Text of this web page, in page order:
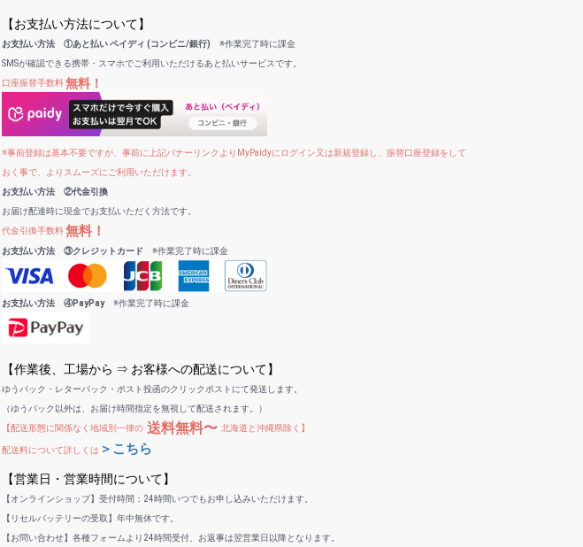
【お支払い方法について】
お支払い方法 ①あと払い ペイディ (コンビニ/銀行) ※作業完了時に課金
SMSが確認できる携帯・スマホでご利用いただけるあと払いサービスです。
口座振替手数料無料！
※事前登録は基本不要ですが、事前に上記バナーリンクよりMyPaidyにログイン又は新規登録し、振替口座登録をして
おく事で、よりスムーズにご利用いただけます。
お支払い方法 ②代金引換
お届け配達時に現金でお支払いただく方法です。
代金引換手数料無料！
お支払い方法 ③クレジットカード ※作業完了時に課金
お支払い方法 ④PayPay※作業完了時に課金
【作業後、工場から ⇒ お客様への配送について】
ゆうパック・レターパック・ポスト投函のクリックポストにて発送します。
（ゆうパック以外は、お届け時間指定を無視して配送されます。）
【配送形態に関係なく地域別一律の 送料無料〜 北海道と沖縄県除く】
配送料について詳しくは ＞こちら
【営業日・営業時間について】
【オンラインショップ】受付時間：24時間いつでもお申し込みいただけます。
【リセルバッテリーの受取】年中無休です。
【お問い合わせ】各種フォームより24時間受付、お返事は翌営業日以降となります。